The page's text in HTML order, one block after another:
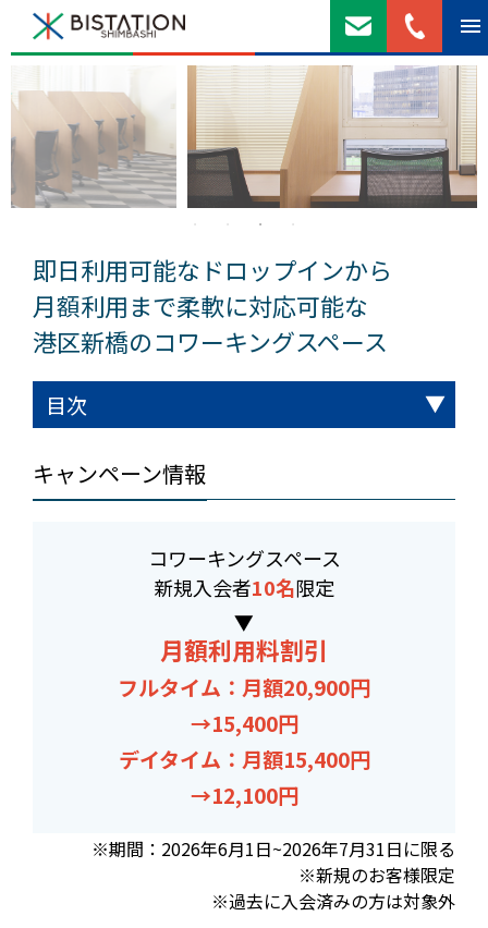
即日利用可能なドロップインから
月額利用まで柔軟に対応可能な
港区新橋のコワーキングスペース
目次
キャンペーン情報
コワーキングスペース
新規入会者10名限定
▶
月額利用料割引
フルタイム：月額20,900円
→15,400円
デイタイム：月額15,400円
→12,100円
※期間：2026年6月1日~2026年7月31日に限る
※新規のお客様限定
※過去に入会済みの方は対象外